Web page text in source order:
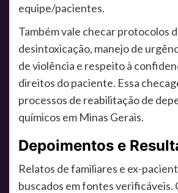
equipe/pacientes.
Também vale checar protocolos
desintoxicação, manejo de
de violência e respeito à
direitos do paciente. Essa
processos de reabilitação de
químicos em Minas Gerais.
Depoimentos e
Relatos de familiares e ex-
buscados em fontes verificáveis.